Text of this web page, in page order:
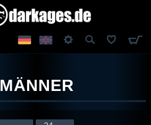
REGISTRIEREN
MÄNNER